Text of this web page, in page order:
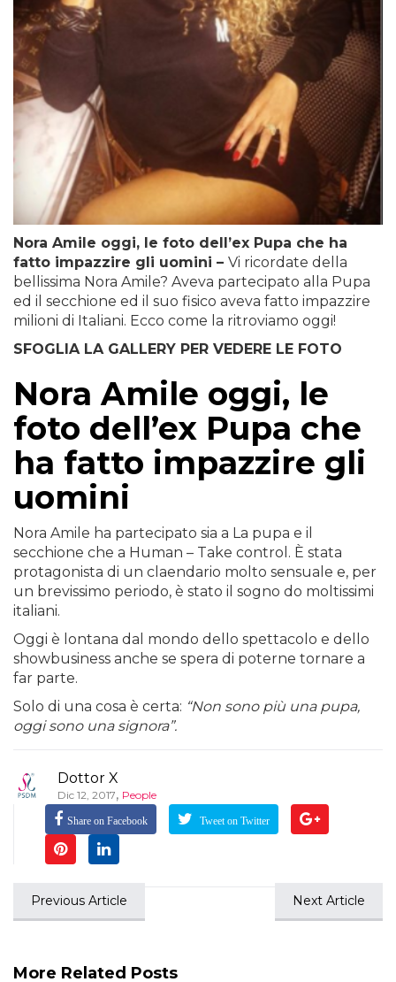
Nora Amile oggi, le foto dell’ex Pupa che ha
fatto impazzire gli uomini – Vi ricordate della
bellissima Nora Amile? Aveva partecipato alla Pupa
ed il secchione ed il suo fisico aveva fatto impazzire
milioni di Italiani. Ecco come la ritroviamo oggi!
SFOGLIA LA GALLERY PER VEDERE LE FOTO
Nora Amile oggi, le
foto dell’ex Pupa che
ha fatto impazzire gli
uomini
Nora Amile ha partecipato sia a La pupa e il
secchione che a Human – Take control. È stata
protagonista di un claendario molto sensuale e, per
un brevissimo periodo, è stato il sogno do moltissimi
italiani.
Oggi è lontana dal mondo dello spettacolo e dello
showbusiness anche se spera di poterne tornare a
far parte.
Solo di una cosa è certa: “Non sono più una pupa,
oggi sono una signora”.
Dottor X
Dic 12, 2017, People
Share on Facebook Tweet on Twitter
Previous Article Next Article
More Related Posts